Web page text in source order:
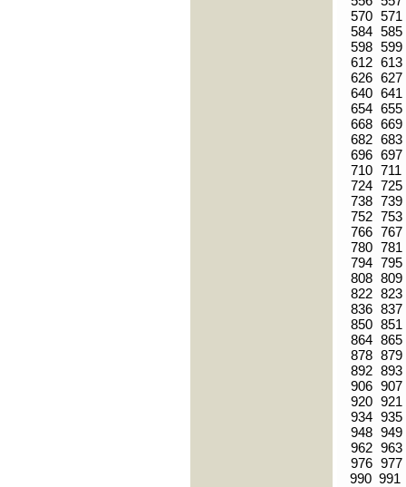
570 571
584 585
598 599
612 613
626 627
640 641
654 655
668 669
682 683
696 697
710 711
724 725
738 739
752 753
766 767
780 781
794 795
808 809
822 823
836 837
850 851
864 865
878 879
892 893
906 907
920 921
934 935
948 949
962 963
976 977
990 991